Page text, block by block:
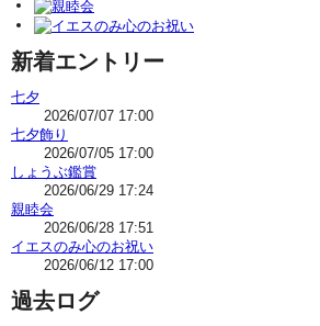
新着エントリー
七夕
2026/07/07 17:00
七夕飾り
2026/07/05 17:00
しょうぶ鑑賞
2026/06/29 17:24
親睦会
2026/06/28 17:51
イエスのみ心のお祝い
2026/06/12 17:00
過去ログ